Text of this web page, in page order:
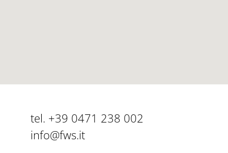
tel. +39 0471 238 002
info@fws.it